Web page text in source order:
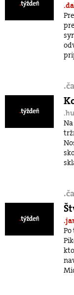
.
.